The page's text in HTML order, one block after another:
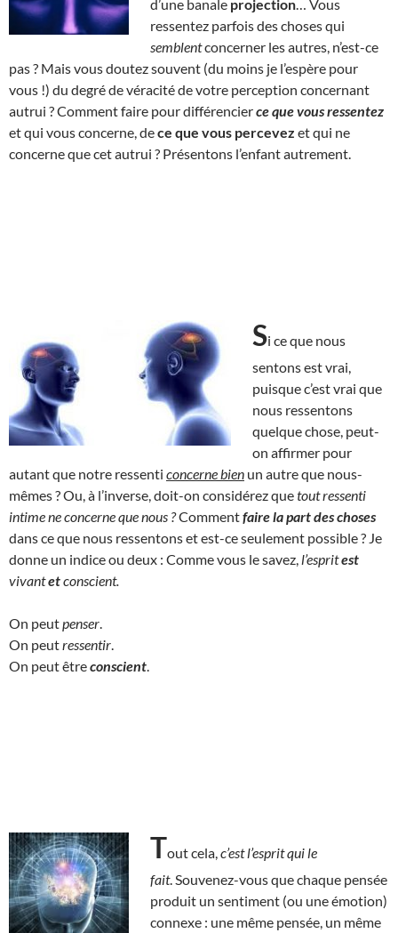
d’une banale projection … Vous
ressentez parfois des choses qui
semblentconcerner les autres, n’est-ce
pas ? Mais vous doutez souvent (du moins je l’espère pour
vous !) du degré de véracité de votre perception concernant
autrui ? Comment faire pour différencierce que vous ressentez
et qui vous concerne, dece que vous percevez et qui ne
concerne que cet autrui ? Présentons l’enfant autrement.
Si ce que nous
sentons est vrai,
puisque c’est vrai que
nous ressentons
quelque chose, peut-
on affirmer pour
autant que notre ressenti concerne bien un autre que nous-
mêmes ? Ou, à l’inverse, doit-on considérez quetout ressenti
intime ne concerne que nous ?Commentfaire la part des choses
dans ce que nous ressentons et est-ce seulement possible ? Je
donne un indice ou deux : Comme vous le savez, l’espritest
vivantetconscient.
On peutpenser
On peutressentir
On peut êtreconscient
Tout cela, c’est l’esprit qui le
fait. Souvenez-vous que chaque pensée
produit un sentiment (ou une émotion)
connexe : une même pensée, un même